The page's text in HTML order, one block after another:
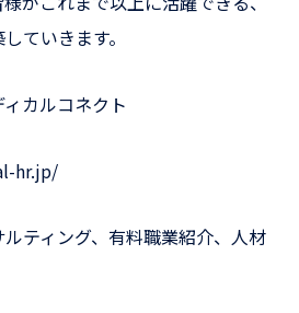
ていきます。
カルコネクト
hr.jp/
ティング、有料職業紹介、人材